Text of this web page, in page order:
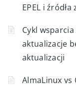
EPEL i
Cykl
aktualizacje
aktualizacji
AlmaLinux vs